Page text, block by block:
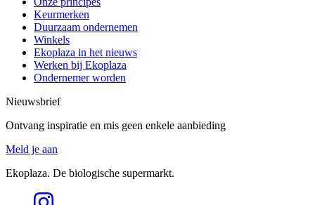
Keurmerken
Duurzaam ondernemen
Winkels
Ekoplaza in het nieuws
Werken bij Ekoplaza
Ondernemer worden
Nieuwsbrief
Ontvang inspiratie en mis geen enkele aanbieding
Meld je aan
Ekoplaza. De biologische supermarkt.